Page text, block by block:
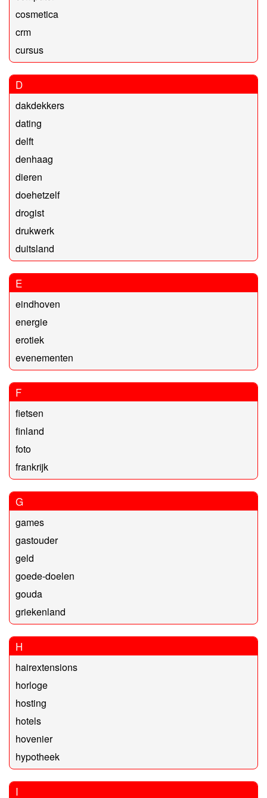
cosmetica
crm
cursus
D
dakdekkers
dating
delft
denhaag
dieren
doehetzelf
drogist
drukwerk
duitsland
E
eindhoven
energie
erotiek
evenementen
F
fietsen
finland
foto
frankrijk
G
games
gastouder
geld
goede-doelen
gouda
griekenland
H
hairextensions
horloge
hosting
hotels
hovenier
hypotheek
I